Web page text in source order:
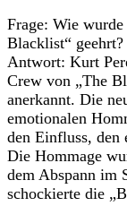
Frage: Wie
Blacklist“ geehrt?
Antwort: Kurt
Crew von „The
anerkannt. Die
emotionalen
den Einfluss, den
Die Hommage
dem Abspann im
schockierte die